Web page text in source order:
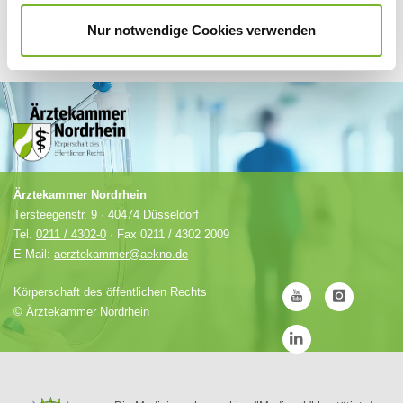
Nur notwendige Cookies verwenden
Ärztekammer Nordrhein
Tersteegenstr. 9 · 40474 Düsseldorf
Tel. 0211 / 4302-0 · Fax 0211 / 4302 2009
E-Mail: aerztekammer@aekno.de
Körperschaft des öffentlichen Rechts
© Ärztekammer Nordrhein